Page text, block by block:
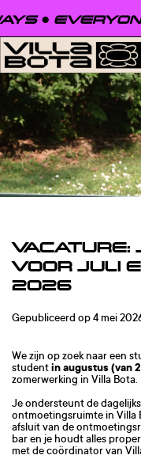
VACATURE:
VOOR JULI
2026
Gepubliceerd op 4 mei
We zijn op zoek naar een
studentin augustus (van
zomerwerking in Villa Bota.
Je ondersteunt de
ontmoetingsruimte in Villa
afsluit van de
bar en je houdt alles
met de coördinator van